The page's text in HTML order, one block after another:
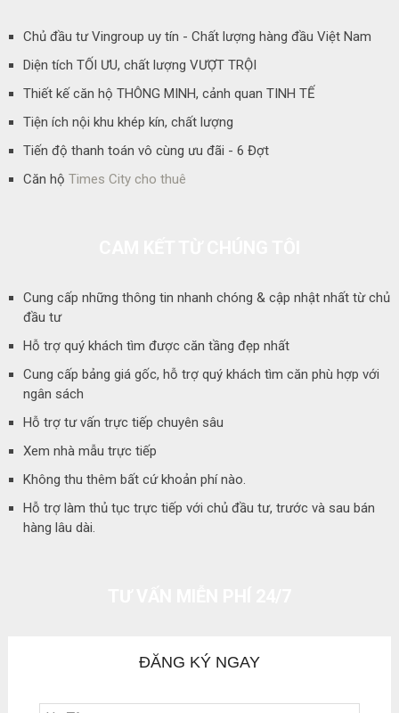
Chủ đầu tư Vingroup uy tín - Chất lượng hàng đầu Việt Nam
Diện tích TỐI ƯU, chất lượng VƯỢT TRỘI
Thiết kế căn hộ THÔNG MINH, cảnh quan TINH TẾ
Tiện ích nội khu khép kín, chất lượng
Tiến độ thanh toán vô cùng ưu đãi - 6 Đợt
Căn hộ Times City cho thuê
Cung cấp những thông tin nhanh chóng & cập nhật nhất từ chủ
đầu tư
Hỗ trợ quý khách tìm được căn tầng đẹp nhất
Cung cấp bảng giá gốc, hỗ trợ quý khách tìm căn phù hợp với
ngân sách
Hỗ trợ tư vấn trực tiếp chuyên sâu
Xem nhà mẫu trực tiếp
Không thu thêm bất cứ khoản phí nào.
Hỗ trợ làm thủ tục trực tiếp với chủ đầu tư, trước và sau bán
hàng lâu dài.
ĐĂNG KÝ NGAY